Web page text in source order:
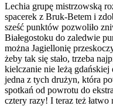
Lechia grupę mistrzowską
spacerek z Bruk-Betem i
sześć punktów pozwoliło
Białegostoku do zaledwie
można Jagiellonię
żeby tak się stało, trzeba
kielczanie nie leżą gdańskiej
jedna z tych drużyn, która
spotkań od powrotu do
cztery razy! I teraz też łatwo